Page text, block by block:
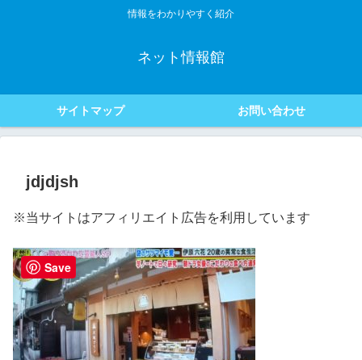
情報をわかりやすく紹介
ネット情報館
サイトマップ お問い合わせ
jdjdjsh
※当サイトはアフィリエイト広告を利用しています
Save